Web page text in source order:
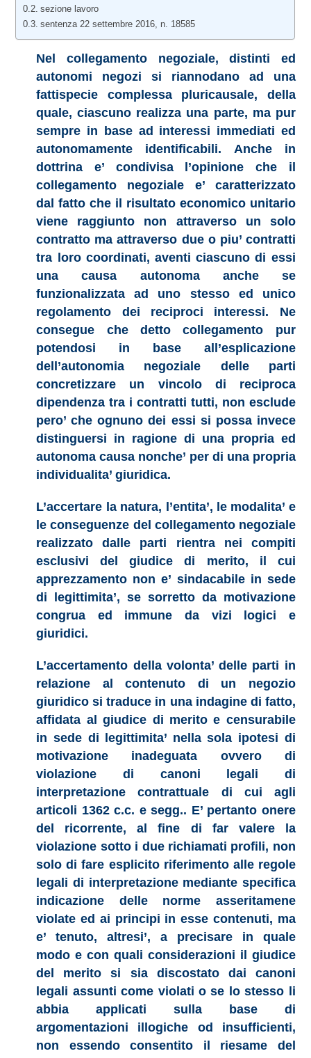
sezione lavoro
sentenza 22 settembre 2016, n. 18585
Nel collegamento negoziale, distinti ed
autonomi negozi si riannodano ad una
fattispecie complessa pluricausale, della
quale, ciascuno realizza una parte, ma pur
sempre in base ad interessi immediati ed
autonomamente identificabili. Anche in
dottrina e’ condivisa l’opinione che il
collegamento negoziale e’ caratterizzato
dal fatto che il risultato economico unitario
viene raggiunto non attraverso un solo
contratto ma attraverso due o piu’ contratti
tra loro coordinati, aventi ciascuno di essi
una causa autonoma anche se
funzionalizzata ad uno stesso ed unico
regolamento dei reciproci interessi. Ne
consegue che detto collegamento pur
potendosi in base all’esplicazione
dell’autonomia negoziale delle parti
concretizzare un vincolo di reciproca
dipendenza tra i contratti tutti, non esclude
pero’ che ognuno dei essi si possa invece
distinguersi in ragione di una propria ed
autonoma causa nonche’ per di una propria
individualita’ giuridica.
L’accertare la natura, l’entita’, le modalita’ e
le conseguenze del collegamento negoziale
realizzato dalle parti rientra nei compiti
esclusivi del giudice di merito, il cui
apprezzamento non e’ sindacabile in sede
di legittimita’, se sorretto da motivazione
congrua ed immune da vizi logici e
giuridici.
L’accertamento della volonta’ delle parti in
relazione al contenuto di un negozio
giuridico si traduce in una indagine di fatto,
affidata al giudice di merito e censurabile
in sede di legittimita’ nella sola ipotesi di
motivazione inadeguata ovvero di
violazione di canoni legali di
interpretazione contrattuale di cui agli
articoli 1362 c.c. e segg.. E’ pertanto onere
del ricorrente, al fine di far valere la
violazione sotto i due richiamati profili, non
solo di fare esplicito riferimento alle regole
legali di interpretazione mediante specifica
indicazione delle norme asseritamene
violate ed ai principi in esse contenuti, ma
e’ tenuto, altresi’, a precisare in quale
modo e con quali considerazioni il giudice
del merito si sia discostato dai canoni
legali assunti come violati o se lo stesso li
abbia applicati sulla base di
argomentazioni illogiche od insufficienti,
non essendo consentito il riesame del